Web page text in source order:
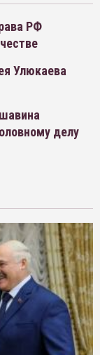
РФ
Улюкаева
делу